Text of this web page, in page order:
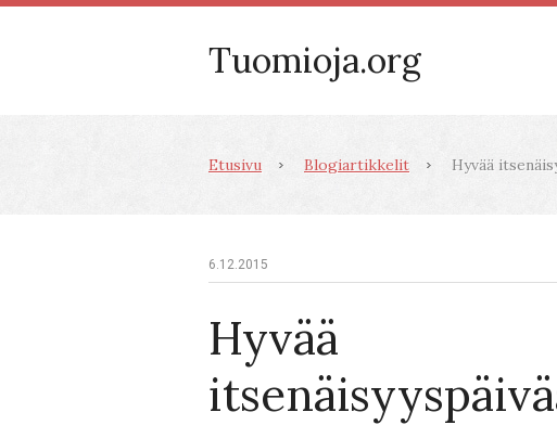
Tuomioja.org
Etusivu Blogiartikkelit Hyvää
6.12.2015
Hyvää